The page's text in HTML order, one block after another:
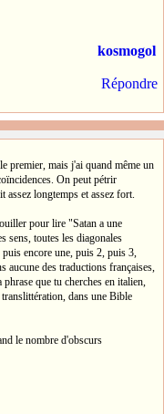
kosmogol
Répondre
premier, mais j'ai quand même un
On peut pétrir
longtemps et assez fort.
pour lire "Satan a une
sens, toutes les diagonales
encore une, puis 2, puis 3,
aucune des traductions françaises,
que tu cherches en italien,
dans une Bible
le nombre d'obscurs